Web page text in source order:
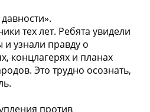
тех лет. Ребята увидели
узнали правду о
концлагерях и планах
Это трудно осознать,
против